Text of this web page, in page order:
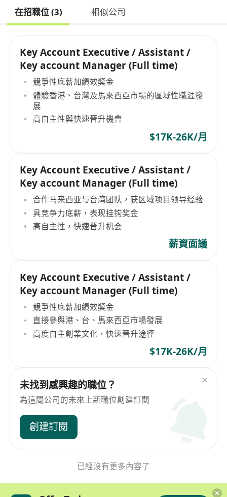
在招職位 (3) 相似公司
Key Account Executive / Assistant /
Key account Manager (Full time)
競爭性底薪加績效獎金
體驗香港、台灣及馬來西亞市場的區域性職涯發
展
高自主性與快速晉升機會
$17K-26K/月
Key Account Executive / Assistant /
Key account Manager (Full time)
合作马来西亚与台湾团队，获区域项目领导经验
具竞争力底薪，表现挂钩奖金
高自主性，快速晋升机会
薪資面議
Key Account Executive / Assistant /
Key account Manager (Full time)
競爭性底薪加績效獎金
直接參與港、台、馬來西亞市場發展
高度自主創業文化，快速晉升途徑
$17K-26K/月
未找到感興趣的職位？
為這間公司的未來上新職位創建訂閱
創建訂閱
已經沒有更多內容了